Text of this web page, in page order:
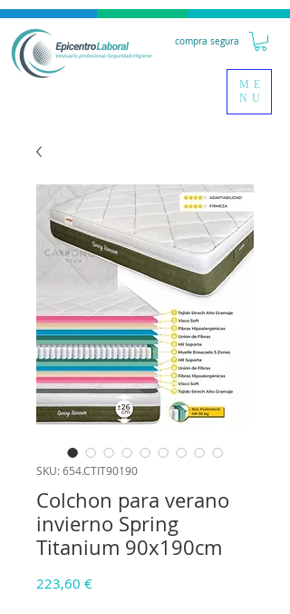
compra segura
ME
NU
SKU: 654.CTIT90190
Colchon para verano
invierno Spring
Titanium 90x190cm
223,60 €Precio